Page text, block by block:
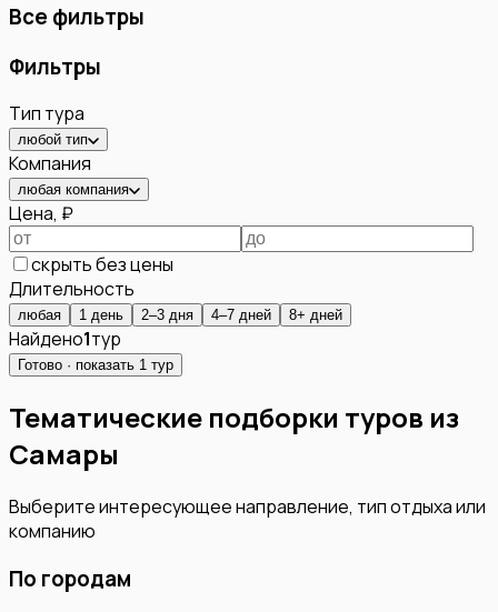
Все фильтры
Фильтры
Тип тура
любой тип
Компания
любая компания
Цена, ₽
скрыть без цены
Длительность
любая 1 день 2–3 дня 4–7 дней 8+ дней
Найдено1тур
Готово · показать 1 тур
Тематические подборки туров из
Самары
Выберите интересующее направление, тип отдыха или
компанию
По городам